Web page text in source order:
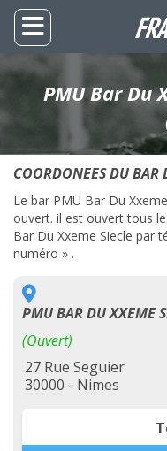
PMU Bar Du
COORDONEES DU BAR
Le bar PMU Bar Du
ouvert. il est ouvert tous
Bar Du Xxeme Siecle par
numéro » .
PMU BAR DU XXEME
(Ouvert)
27 Rue Seguier
30000 - Nimes